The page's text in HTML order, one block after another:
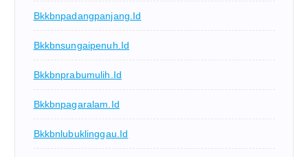
Bkkbnpadangpanjang.id
Bkkbnsungaipenuh.id
Bkkbnprabumulih.id
Bkkbnpagaralam.id
Bkkbnlubuklinggau.id